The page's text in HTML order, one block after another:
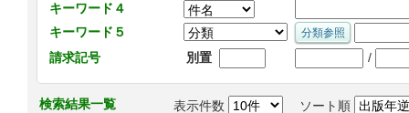
キーワード４
キーワード５
請求記号
別置 /
検索結果一覧 表示件数 ソート順